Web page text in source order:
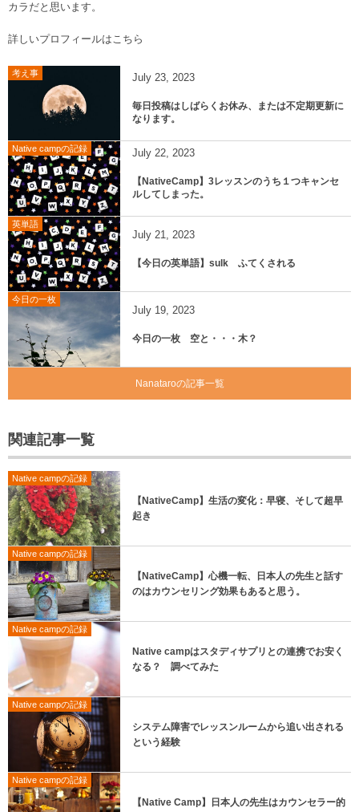
カラだと思います。
詳しいプロフィールはこちら
考え事 July 23 2023
毎日投稿はしばらくお休み、または不定期更新に
なります。
Native campの記録 July 22 2023
【NativeCamp】3レッスンのうち１つキャンセ
ルしてしまった。
英単語
July 21 2023
【今日の英単語】sulk ふてくされる
今日の一枚
July 19 2023
今日の一枚 空と・・・木？
Nanataroの記事一覧
関連記事一覧
Native campの記録
【NativeCamp】生活の変化：早寝、そして超早
起き
Native campの記録
【NativeCamp】心機一転、日本人の先生と話す
のはカウンセリング効果もあると思う。
Native campの記録
Native campはスタディサプリとの連携でお安く
なる？ 調べてみた
Native campの記録
システム障害でレッスンルームから追い出される
という経験
Native campの記録
【Native Camp】日本人の先生はカウンセラー的